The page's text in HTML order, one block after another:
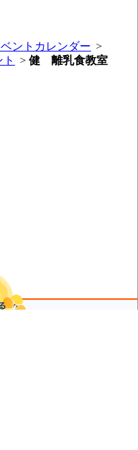
ントカレンダー
健 離乳食教室